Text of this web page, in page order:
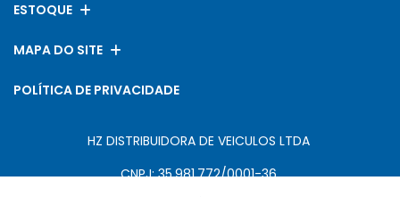
ESTOQUE
MAPA DO SITE
POLÍTICA DE PRIVACIDADE
HZ DISTRIBUIDORA DE VEICULOS LTDA
CNPJ: 35.981.772/0001-36